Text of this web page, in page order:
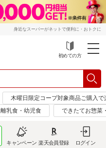
身近なスーパーがネットで便利に・おトクに
初めての方
木曜日限定コープ対象商品ご購入
離乳食・幼児食 できたてお惣菜
キャンペーン 楽天会員登録 ログイン